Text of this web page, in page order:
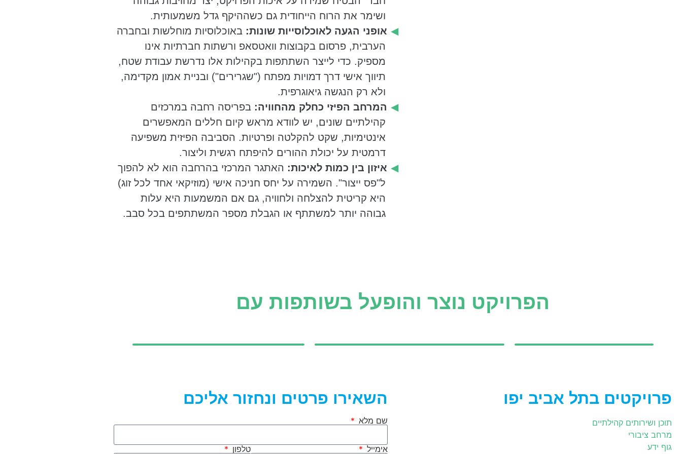
ושימר את הרוח הייחודית גם כשההיקף גדל משמעותית.
אופני הגעה לאוכלוסייות שונות: באוכלוסיות מוחלשות ובחברה
הערבית, פרסום בקבוצות וואטסאפ ורשתות חברתיות אינו
מספיק. כדי לייצר השתתפות בקהילות אלו נדרשת עבודת שטח,
תיווך אישי דרך דמויות מפתח ("שגרירים") ובניית אמון מקדימה,
ולא רק הנגשה גיאוגרפית.
המרחב הפיזי כחלק מהחוויה: בפריסה רחבה במרכזים
קהילתיים שונים, יש לוודא מראש קיום חללים המאפשרים
אינטימיות, שקט להקלטה ופרטיות. הסביבה הפיזית משפיעה
דרמטית על יכולת ההורים להיפתח רגשית וליצור.
איזון בין כמות לאיכות: האתגר המרכזי בהרחבה הוא לא להפוך
ל"פס ייצור". השמירה על יחס חניכה אישי (מוזיקאי אחד לכל זוג)
היא קריטית להצלחה ולחוויה, גם אם המשמעות היא עלות
גבוהה יותר למשתתף או הגבלת מספר המשתתפים בכל סבב.
הפרויקט נוצר והופעל בשותפות עם
פרויקטים בתל אביב יפו
תוכן ושירותים קהילתיים
מרחב ציבורי
גוף ידע
השאירו פרטים ונחזור אליכם
שם מלא
אימייל טלפון